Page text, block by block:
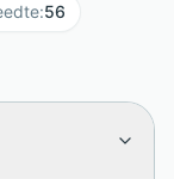
van 83 cm
en
lange
met
:56